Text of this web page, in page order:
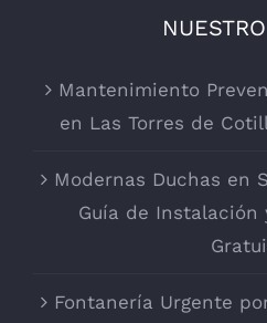
Mantenimiento
en Las Torres de
Modernas Duchas en
Guía de Instalación
Fontanería Urgente